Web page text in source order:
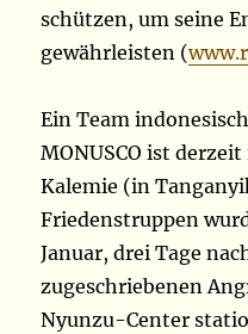
schützen, um seine
gewährleisten (
Ein Team
MONUSCO ist
Kalemie (in
Friedenstruppen
Januar, drei Tage
zugeschriebenen
Nyunzu-Center